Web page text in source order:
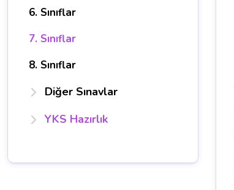
6. Sınıflar
7. Sınıflar
8. Sınıflar
Diğer Sınavlar
YKS Hazırlık